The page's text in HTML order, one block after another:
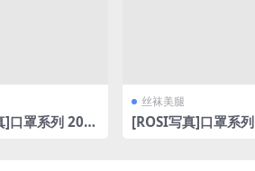
]口罩系列 202
丝袜美腿
[ROSI写真]口罩系